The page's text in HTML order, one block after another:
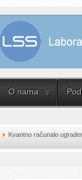
O nama
Kvantno računalo